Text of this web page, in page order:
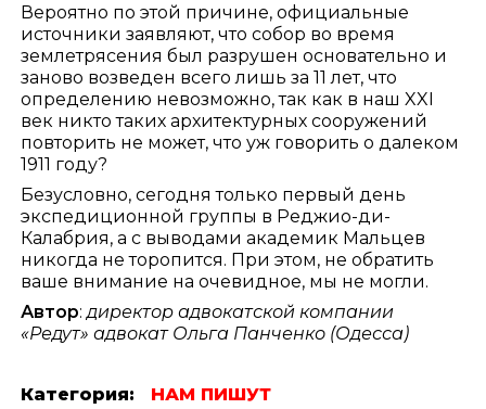
Вероятно по этой причине, официальные
источники заявляют, что собор во время
землетрясения был разрушен основательно и
заново возведен всего лишь за 11 лет, что
определению невозможно, так как в наш XXI
век никто таких архитектурных сооружений
повторить не может, что уж говорить о далеком
1911 году?
Безусловно, сегодня только первый день
экспедиционной группы в Реджио-ди-
Калабрия, а с выводами академик Мальцев
никогда не торопится. При этом, не обратить
ваше внимание на очевидное, мы не могли.
Автор:директор адвокатской компании
«Редут» адвокат Ольга Панченко (Одесса)
Категория:
НАМ ПИШУТ